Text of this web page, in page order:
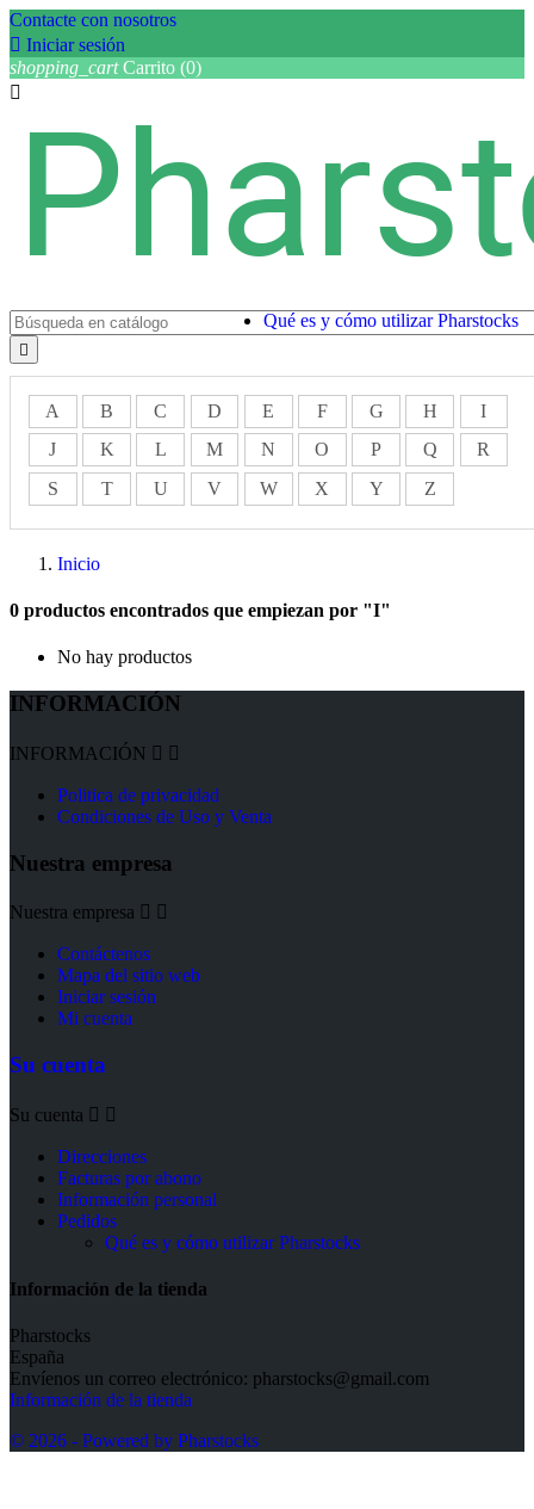
Contacte con nosotros
 Iniciar sesión
shopping_cart Carrito (0)


A B C D E F G H
I
J
K L M N O P Q
R
S
T U V W X Y Z
Qué es y cómo utilizar Pharstocks
Inicio
0 productos encontrados que empiezan por "I"
No hay productos
INFORMACIÓN
INFORMACIÓN  
Politica de privacidad
Condiciones de Uso y Venta
Nuestra empresa
Nuestra empresa  
Contáctenos
Mapa del sitio web
Iniciar sesión
Mi cuenta
Su cuenta
Su cuenta  
Direcciones
Facturas por abono
Información personal
Pedidos
Qué es y cómo utilizar Pharstocks
Información de la tienda
Pharstocks
España
Envíenos un correo electrónico: pharstocks@gmail.com
Información de la tienda
© 2026 - Powered by Pharstocks